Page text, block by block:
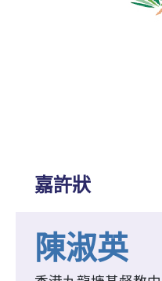
嘉許狀
陳淑英